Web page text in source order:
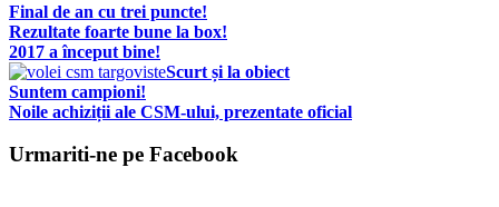
Final de an cu trei puncte!
Rezultate foarte bune la box!
2017 a început bine!
Scurt și la obiect
Suntem campioni!
Noile achiziții ale CSM-ului, prezentate oficial
Urmariti-ne pe Facebook